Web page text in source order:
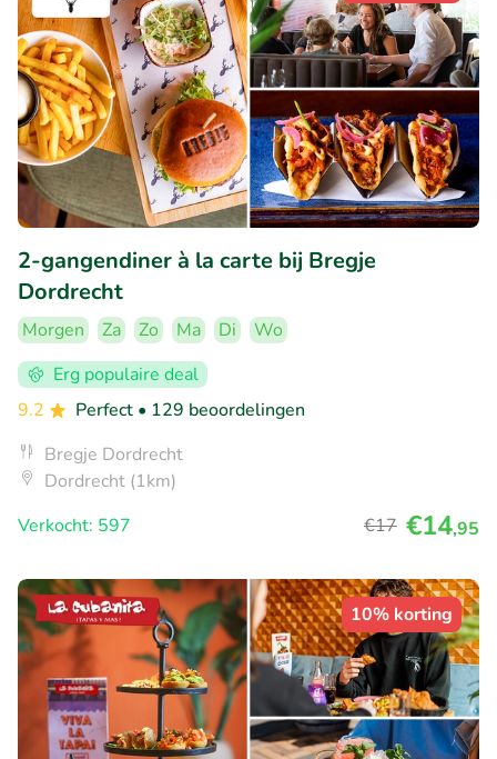
2-gangendiner à la carte bij Bregje
Dordrecht
Morgen Za Zo Ma Di
Wo
Erg populaire deal
9.2
Perfect • 129 beoordelingen
Bregje Dordrecht
Dordrecht (1km)
Verkocht: 597
€17 €14,95
10% korting